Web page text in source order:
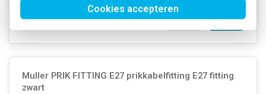
Cookies accepteren
Voor maandag 21u besteld, dinsdag
Muller PRIK FITTING E27 prikkabelfitting E27 fitting
zwart